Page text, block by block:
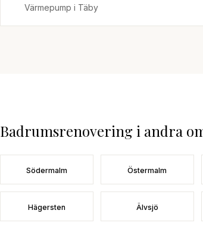
Värmepump i Täby
Badrumsrenovering i andra
Södermalm Östermalm
Hägersten Älvsjö